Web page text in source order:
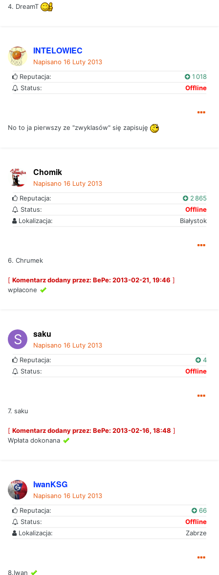
4. DreamT
INTELOWIEC
Napisano 16 Luty 2013
Reputacja:
1 018
Status:
Offline
No to ja pierwszy ze "zwyklasów" się zapisuję
Chomik
Napisano 16 Luty 2013
Reputacja:
2 865
Status:
Offline
Lokalizacja:
Białystok
6. Chrumek
[ Komentarz dodany przez: BePe: 2013-02-21, 19:46 ]
wpłacone
saku
Napisano 16 Luty 2013
Reputacja:
4
Status:
Offline
7. saku
[ Komentarz dodany przez: BePe: 2013-02-16, 18:48 ]
Wpłata dokonana
IwanKSG
Napisano 16 Luty 2013
Reputacja:
66
Status:
Offline
Lokalizacja:
Zabrze
8.Iwan